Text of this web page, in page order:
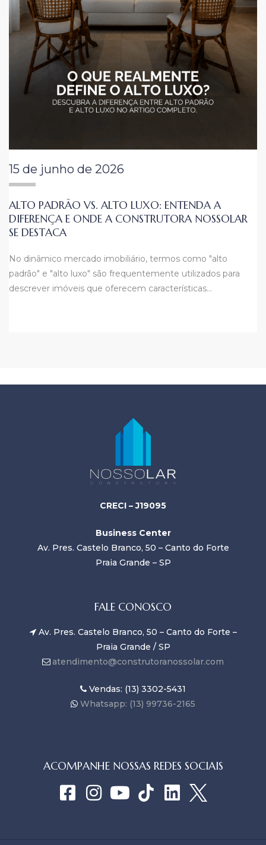
15 de junho de 2026
ALTO PADRÃO VS. ALTO LUXO: ENTENDA A
DIFERENÇA E ONDE A CONSTRUTORA NOSSOLAR
SE DESTACA
No dinâmico mercado imobiliário, termos como "alto
padrão" e "alto luxo" são frequentemente utilizados para
descrever imóveis que oferecem características…
CRECI – J19095
Business Center
Av. Pres. Castelo Branco, 50 – Canto do Forte
Praia Grande – SP
FALE CONOSCO
Av. Pres. Castelo Branco, 50 – Canto do Forte –
Praia Grande / SP
atendimento@construtoranossolar.com
Vendas: (13) 3302-5431
Whatsapp: (13) 99736-2165
ACOMPANHE NOSSAS REDES SOCIAIS